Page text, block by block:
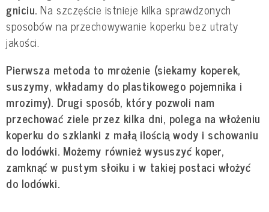
gniciu.Na szczęście istnieje kilka sprawdzonych
sposobów na przechowywanie koperku bez utraty
jakości.
Pierwsza metoda to mrożenie (siekamy koperek,
suszymy, wkładamy do plastikowego pojemnika i
mrozimy). Drugi sposób, który pozwoli nam
przechować ziele przez kilka dni, polega na włożeniu
koperku do szklanki z małą ilością wody i schowaniu
do lodówki. Możemy również wysuszyć koper,
zamknąć w pustym słoiku i w takiej postaci włożyć
do lodówki.